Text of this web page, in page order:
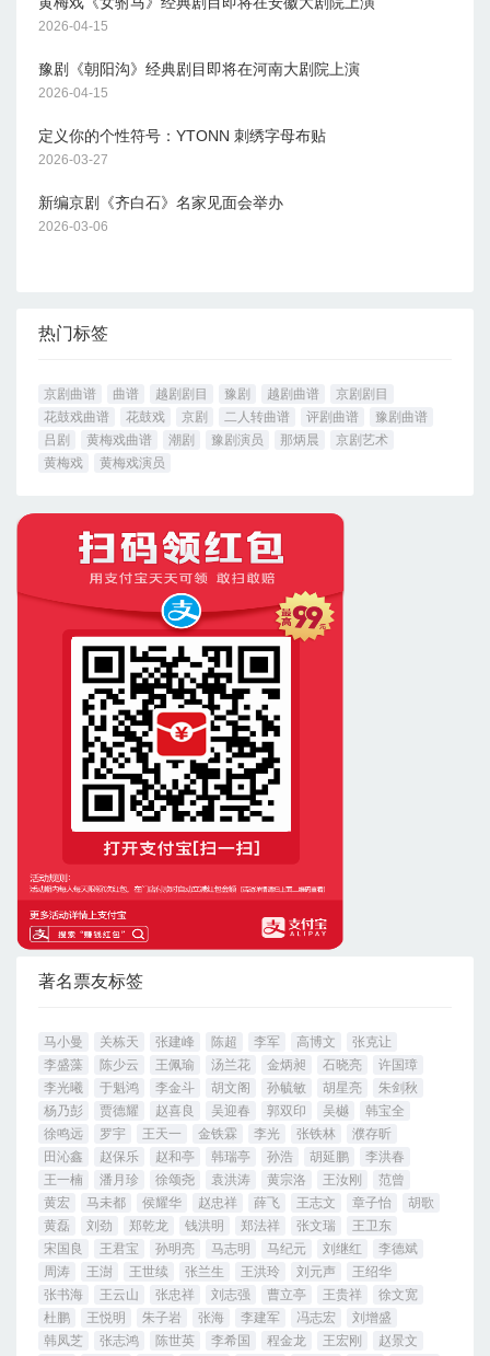
2026-04-15
豫剧《朝阳沟》经典剧目即将在河南大剧院上演
2026-04-15
定义你的个性符号：YTONN 刺绣字母布贴
2026-03-27
新编京剧《齐白石》名家见面会举办
2026-03-06
热门标签
京剧曲谱 曲谱 越剧剧目 豫剧 越剧曲谱
京剧剧目
花鼓戏曲谱
花鼓戏 京剧 二人转曲谱 评剧曲谱
豫剧曲谱
吕剧
黄梅戏曲谱 潮剧 豫剧演员 那炳晨
京剧艺术
黄梅戏
黄梅戏演员
著名票友标签
马小曼 关栋天 张建峰 陈超 李军 高博文
张克让
李盛藻
陈少云 王佩瑜 汤兰花 金炳昶 石晓亮
许国璋
李光曦
于魁鸿 李金斗 胡文阁 孙毓敏 胡星亮
朱剑秋
杨乃彭
贾德耀 赵喜良 吴迎春 郭双印 吴樾
韩宝全
徐鸣远
罗宇 王天一 金铁霖 李光 张铁林
濮存昕
田沁鑫
赵保乐 赵和亭 韩瑞亭 孙浩 胡延鹏
李洪春
王一楠
潘月珍 徐颂尧 袁洪涛 黄宗洛 王汝刚
范曾
黄宏
马未都 侯耀华 赵忠祥 薛飞 王志文 章子怡
胡歌
黄磊
刘劲 郑乾龙 钱洪明 郑法祥 张文瑞
王卫东
宋国良
王君宝 孙明亮 马志明 马纪元 刘继红
李德斌
周涛
王澍 王世续 张兰生 王洪玲 刘元声
王绍华
张书海
王云山 张忠祥 刘志强 曹立亭 王贵祥
徐文宽
杜鹏
王悦明 朱子岩 张海 李建军 冯志宏
刘增盛
韩凤芝
张志鸿 陈世英 李希国 程金龙 王宏刚 赵景文